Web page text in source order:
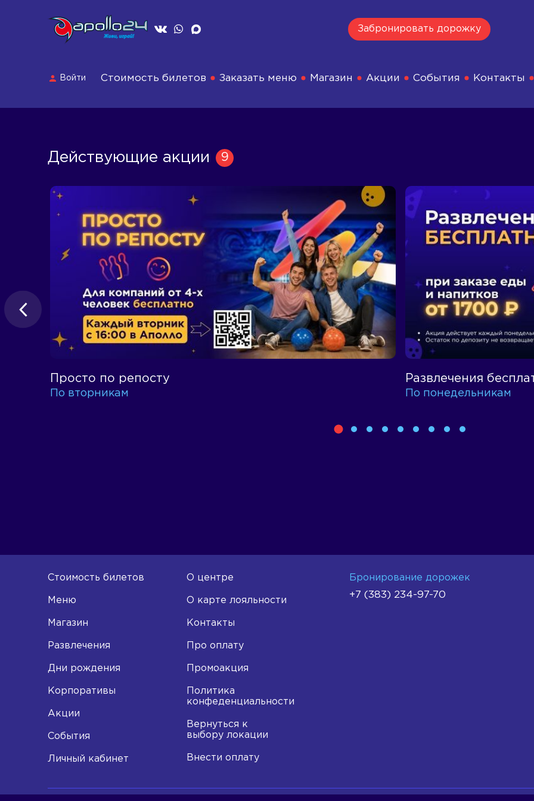
Забронировать дорожку
Войти Стоимость билетов Заказать меню Магазин Акции События Контакты
Действующие акции
Просто по репосту
По вторникам
Развлечения
По понедельникам
Стоимость билетов
Меню
Магазин
Развлечения
Дни рождения
Корпоративы
Акции
События
Личный кабинет
О центре
О карте лояльности
Контакты
Про оплату
Промоакция
Политика
конфеденциальности
Вернуться к
выбору локации
Внести оплату
Бронирование дорожек
+7 (383) 234-97-70